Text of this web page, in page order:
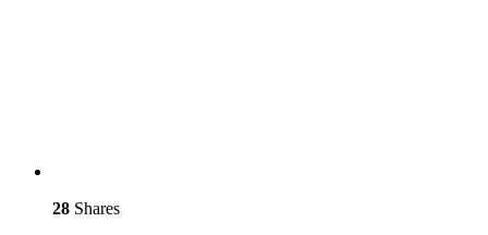
28 Shares